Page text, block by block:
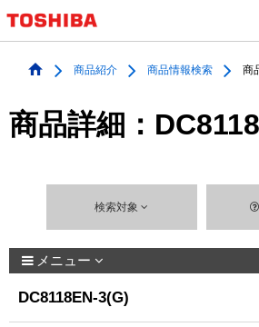
商品紹介 商品情報検索 商
商品詳細：
検索対象
メニュー
DC8118EN-3(G)